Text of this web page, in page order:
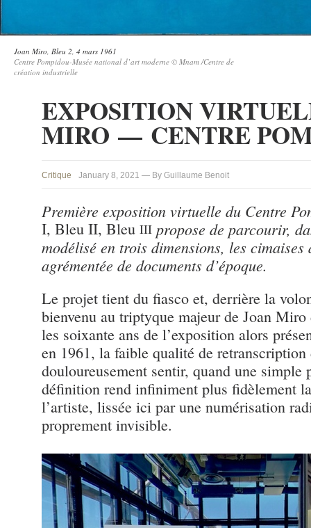
Joan Miro, Bleu 2, 4 mars 1961
Centre Pompidou-Musée national d’art moderne © Mnam /Centre de
création industrielle
EXPOSITION
MIRO — CENTRE
Critique January 8, 2021 — By Guillaume Benoit
Première exposition virtuelle du Centre
I, Bleu II, Bleu III propose de parcourir,
modélisé en trois dimensions, les cimaises
agrémentée de documents d’époque.
Le projet tient du fiasco et, derrière la
bienvenu au triptyque majeur de Joan
les soixante ans de l’exposition alors
en 1961, la faible qualité de
douloureusement sentir, quand une simple
définition rend infiniment plus fidèlement
l’artiste, lissée ici par une numérisation
proprement invisible.